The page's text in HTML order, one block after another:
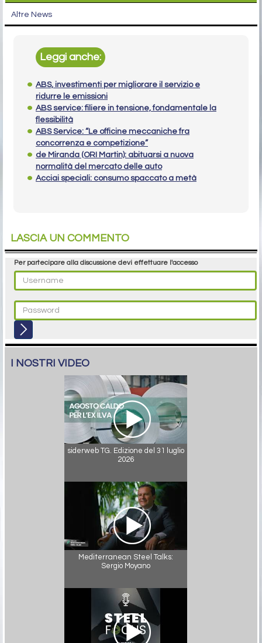
Altre News
Leggi anche:
ABS, investimenti per migliorare il servizio e
ridurre le emissioni
ABS service: filiere in tensione, fondamentale la
flessibilità
ABS Service: “Le officine meccaniche fra
concorrenza e competizione”
de Miranda (ORI Martin): abituarsi a nuova
normalità del mercato delle auto
Acciai speciali: consumo spaccato a metà
LASCIA UN COMMENTO
Per partecipare alla discussione devi effettuare l'accesso
I NOSTRI VIDEO
siderweb TG. Edizione del 31 luglio
2026
Mediterranean Steel Talks:
Sergio Moyano